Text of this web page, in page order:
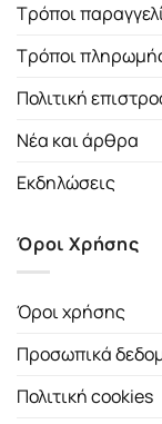
Τρόποι
Τρόποι
Πολιτική
Νέα και άρθρα
Εκδηλώσεις
Όροι Χρήσης
Όροι χρήσης
Προσωπικά
Πολιτική cookies